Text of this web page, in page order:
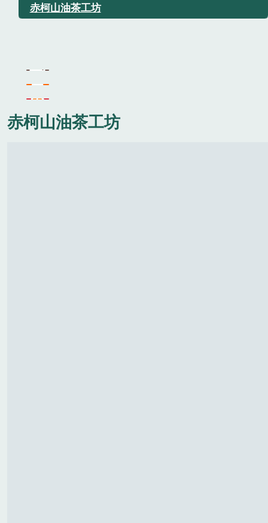
赤柯山油茶工坊
赤柯山油茶工坊